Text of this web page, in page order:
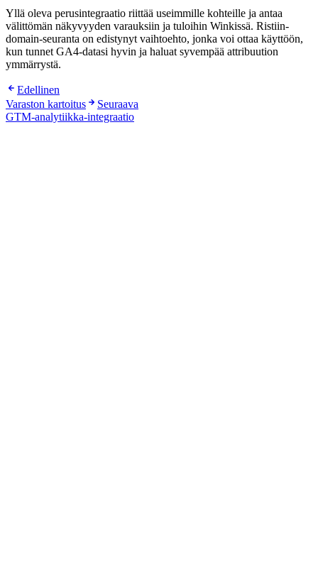
Yllä oleva perusin­tegraatio riittää useimmille kohteille ja antaa
välittömän näkyvyyden varauksiin ja tuloihin Winkissä. Ristiin-
domain-seuranta on edistynyt vaihtoehto, jonka voi ottaa käyttöön,
kun tunnet GA4-datasi hyvin ja haluat syvempää attribuution
ymmärrystä.
Edellinen
Varaston kartoitus
Seuraava
GTM-analytiikka-integraatio